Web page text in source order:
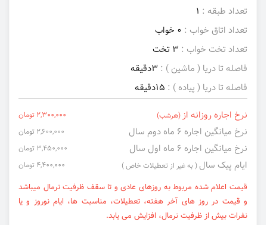
تعداد طبقه : 1
تعداد اتاق خواب : 0 خواب
تعداد تخت خواب : 3 تخت
فاصله تا دریا ( ماشین ) : 3دقیقه
فاصله تا دریا ( پیاده ) : 15دقیقه
نرخ اجاره روزانه از (هرشب) 2,300,000 تومان
نرخ میانگین اجاره ۶ ماه دوم سال 2,600,000 تومان
نرخ میانگین اجاره ۶ ماه اول سال 3,450,000 تومان
ایام پیک سال ( به غیر از تعطیلات خاص ) 4,400,000 تومان
قیمت اعلام شده مربوط به روزهای عادی و تا سقف ظرفیت نرمال میباشد
و قیمت در روز های آخر هفته، تعطیلات، مناسبت ها، ایام نوروز و یا
نفرات بیش از ظرفیت نرمال، افزایش می یابد.